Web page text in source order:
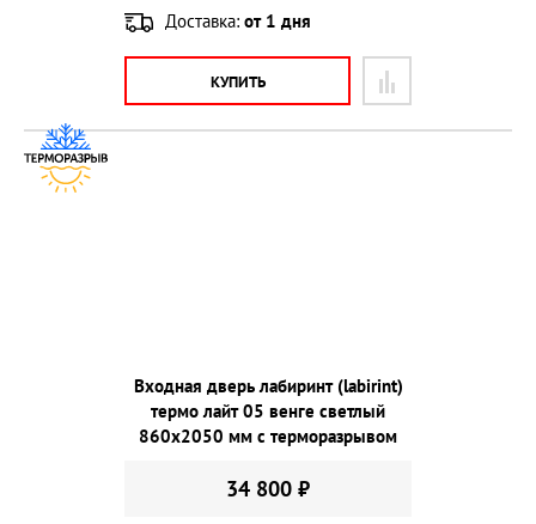
Доставка: от 1 дня
КУПИТЬ
Входная дверь лабиринт (labirint)
термо лайт 05 венге светлый
860х2050 мм с терморазрывом
34 800 ₽